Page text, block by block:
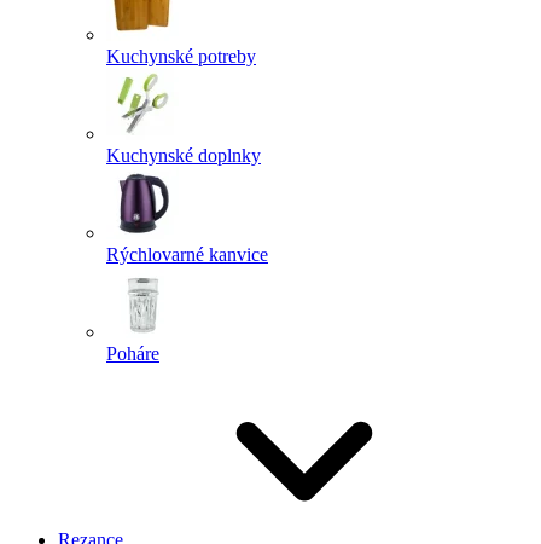
Kuchynské potreby
Kuchynské doplnky
Rýchlovarné kanvice
Poháre
Rezance